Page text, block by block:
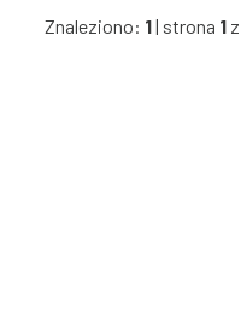
Znaleziono: 1| strona 1 z